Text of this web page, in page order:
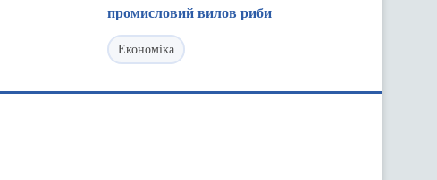
промисловий вилов риби
Економіка